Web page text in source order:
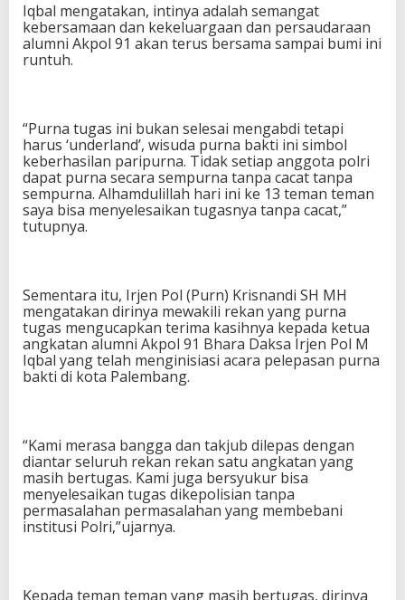
Iqbal mengatakan, intinya adalah semangat
kebersamaan dan kekeluargaan dan persaudaraan
alumni Akpol 91 akan terus bersama sampai bumi ini
runtuh.
“Purna tugas ini bukan selesai mengabdi tetapi
harus ‘underland’, wisuda purna bakti ini simbol
keberhasilan paripurna. Tidak setiap anggota polri
dapat purna secara sempurna tanpa cacat tanpa
sempurna. Alhamdulillah hari ini ke 13 teman teman
saya bisa menyelesaikan tugasnya tanpa cacat,”
tutupnya.
Sementara itu, Irjen Pol (Purn) Krisnandi SH MH
mengatakan dirinya mewakili rekan yang purna
tugas mengucapkan terima kasihnya kepada ketua
angkatan alumni Akpol 91 Bhara Daksa Irjen Pol M
Iqbal yang telah menginisiasi acara pelepasan purna
bakti di kota Palembang.
“Kami merasa bangga dan takjub dilepas dengan
diantar seluruh rekan rekan satu angkatan yang
masih bertugas. Kami juga bersyukur bisa
menyelesaikan tugas dikepolisian tanpa
permasalahan permasalahan yang membebani
institusi Polri,”ujarnya.
Kepada teman teman yang masih bertugas, dirinya